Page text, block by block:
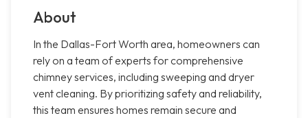
About
In the Dallas-Fort Worth area, homeowners can
rely on a team of experts for comprehensive
chimney services, including sweeping and dryer
vent cleaning. By prioritizing safety and reliability,
this team ensures homes remain secure and